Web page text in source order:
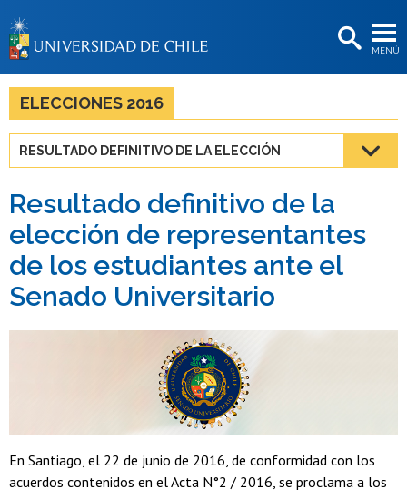
MENÚ
BIBLIOTECAS
LA UNIVERSIDAD
Estudiantes
Académicas/os
Funcionarias/os
Egresadas/os
ELECCIONES 2016
RESULTADO DEFINITIVO DE LA ELECCIÓN
Resultado definitivo de la
elección de representantes
de los estudiantes ante el
Senado Universitario
En Santiago, el 22 de junio de 2016, de conformidad con los
acuerdos contenidos en el Acta N°2 / 2016, se proclama a los